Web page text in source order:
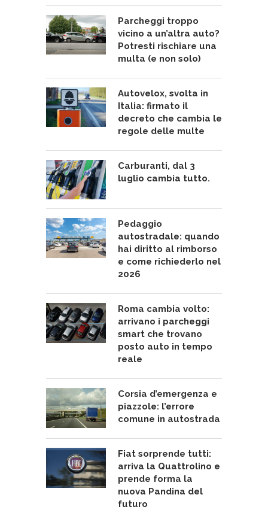
Parcheggi troppo
vicino a un’altra auto?
Potresti rischiare una
multa (e non solo)
Autovelox, svolta in
Italia: firmato il
decreto che cambia le
regole delle multe
Carburanti, dal 3
luglio cambia tutto.
Pedaggio
autostradale: quando
hai diritto al rimborso
e come richiederlo nel
2026
Roma cambia volto:
arrivano i parcheggi
smart che trovano
posto auto in tempo
reale
Corsia d’emergenza e
piazzole: l’errore
comune in autostrada
Fiat sorprende tutti:
arriva la Quattrolino e
prende forma la
nuova Pandina del
futuro